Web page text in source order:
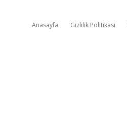
Anasayfa Gizlilik Politikası